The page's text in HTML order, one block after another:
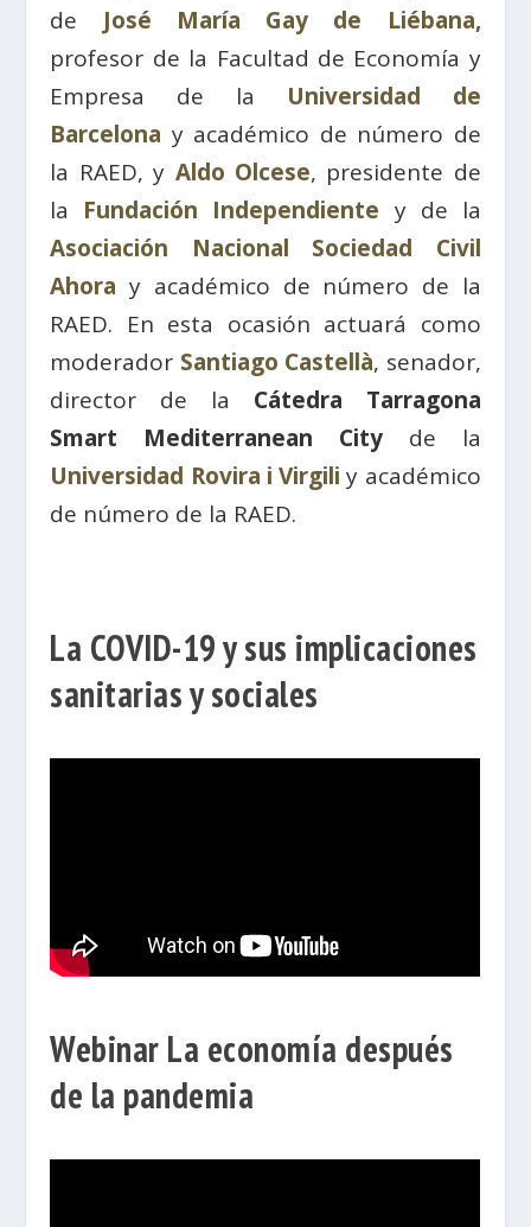
de José María Gay de Liébana,
profesor de la Facultad de Economía y
Empresa de la Universidad de
Barcelona y académico de número de
la RAED, y Aldo Olcese, presidente de
la Fundación Independiente y de la
Asociación Nacional Sociedad Civil
Ahora y académico de número de la
RAED. En esta ocasión actuará como
moderador Santiago Castellà, senador,
director de la Cátedra Tarragona
Smart Mediterranean City de la
Universidad Rovira i Virgili y académico
de número de la RAED.
La COVID-19 y sus implicaciones
sanitarias y sociales
Webinar La economía después
de la pandemia